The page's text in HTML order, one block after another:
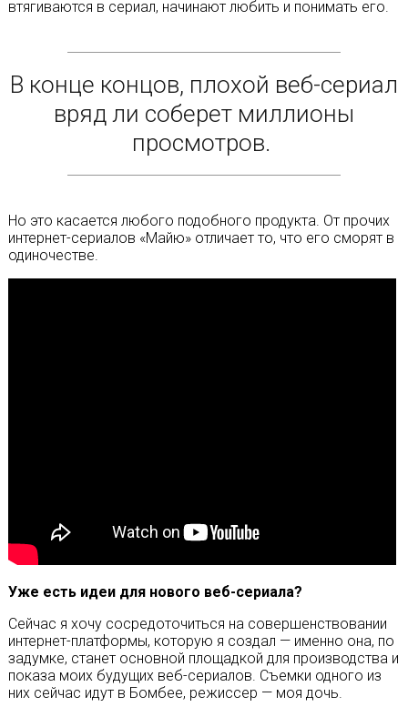
втягиваются в сериал, начинают любить и понимать его.
В конце концов, плохой веб-сериал
вряд ли соберет миллионы
просмотров.
Но это касается любого подобного продукта. От прочих
интернет-сериалов «Майю» отличает то, что его сморят в
одиночестве.
Уже есть идеи для нового веб-сериала?
Сейчас я хочу сосредоточиться на совершенствовании
интернет-платформы, которую я создал — именно она, по
задумке, станет основной площадкой для производства и
показа моих будущих веб-сериалов. Съемки одного из
них сейчас идут в Бомбее, режиссер — моя дочь.